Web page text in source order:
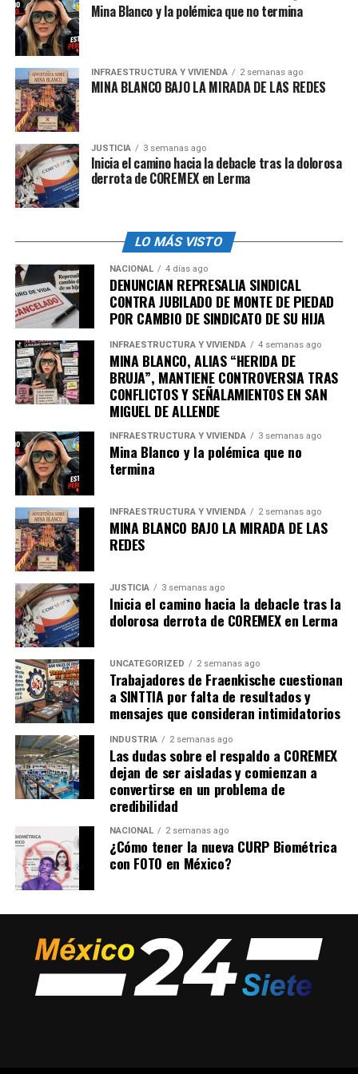
mantener encendida la cámara para la próxima
publicación? El desenlace de este conflicto marcará la
pauta sobre la veracidad de las denuncias en redes
sociales frente a las soluciones técnicas reales.
admin
Mina Blanco y la polémica que no termina
INFRAESTRUCTURA Y VIVIENDA 2 semanas ago
MINA BLANCO BAJO LA MIRADA DE LAS REDES
JUSTICIA 3 semanas ago
Inicia el camino hacia la debacle tras la dolorosa
derrota de COREMEX en Lerma
LO MÁS VISTO
NACIONAL 4 días ago
DENUNCIAN REPRESALIA SINDICAL
CONTRA JUBILADO DE MONTE DE PIEDAD
POR CAMBIO DE SINDICATO DE SU HIJA
INFRAESTRUCTURA Y VIVIENDA 4 semanas ago
MINA BLANCO, ALIAS “HERIDA DE
BRUJA”, MANTIENE CONTROVERSIA TRAS
CONFLICTOS Y SEÑALAMIENTOS EN SAN
MIGUEL DE ALLENDE
INFRAESTRUCTURA Y VIVIENDA 3 semanas ago
Mina Blanco y la polémica que no
termina
INFRAESTRUCTURA Y VIVIENDA 2 semanas ago
MINA BLANCO BAJO LA MIRADA DE LAS
REDES
JUSTICIA 3 semanas ago
Inicia el camino hacia la debacle tras la
dolorosa derrota de COREMEX en Lerma
UNCATEGORIZED 2 semanas ago
Trabajadores de Fraenkische cuestionan
a SINTTIA por falta de resultados y
mensajes que consideran intimidatorios
INDUSTRIA 2 semanas ago
Las dudas sobre el respaldo a COREMEX
dejan de ser aisladas y comienzan a
convertirse en un problema de
credibilidad
NACIONAL 2 semanas ago
¿Cómo tener la nueva CURP Biométrica
con FOTO en México?